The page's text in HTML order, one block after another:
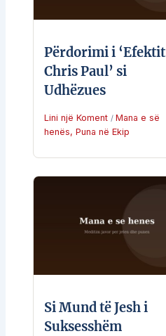
Përdorimi i ‘Efektit
Chris Paul’ si
Udhëzues
Lini një Koment / Mana e së
henës, Puna në Ekip
Si Mund të Jesh i
Suksesshëm